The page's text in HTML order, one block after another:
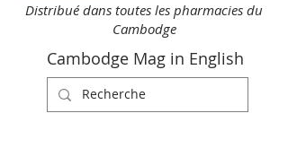
Distribué dans toutes les pharmacies du
Cambodge
Cambodge Mag in English